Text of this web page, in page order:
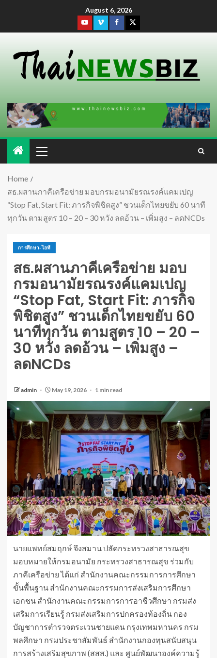
August 6, 2026
Home
สธ.ผสานภาคีเครือข่าย มอบกรมอนามัยรณรงค์แคมเปญ
“Stop Fat, Start Fit: ภารกิจพิชิตสูง” ชวนเด็กไทยขยับ 60 นาที
ทุกวัน ตามสูตร 10 – 20 – 30 หวัง ลดอ้วน – เพิ่มสูง – ลดNCDs
การศึกษา-ไอที
สธ.ผสานภาคีเครือข่าย มอบ
กรมอนามัยรณรงค์แคมเปญ
“Stop Fat, Start Fit: ภารกิจ
พิชิตสูง” ชวนเด็กไทยขยับ 60
นาทีทุกวัน ตามสูตร 10 – 20 –
30 หวัง ลดอ้วน – เพิ่มสูง –
ลดNCDs
admin May 19, 2026 1 min read
นายแพทย์สมฤกษ์ จึงสมาน ปลัดกระทรวงสาธารณสุข
มอบหมายให้กรมอนามัย กระทรวงสาธารณสุข ร่วมกับ
ภาคีเครือข่าย ได้แก่ สำนักงานคณะกรรมการการศึกษา
ขั้นพื้นฐาน สำนักงานคณะกรรมการส่งเสริมการศึกษา
เอกชน สำนักงานคณะกรรมการการอาชีวศึกษา กรมส่ง
เสริมการเรียนรู้ กรมส่งเสริมการปกครองท้องถิ่น กอง
บัญชาการตำรวจตระเวนชายแดน กรุงเทพมหานคร กรม
พลศึกษา กรมประชาสัมพันธ์ สำนักงานกองทุนสนับสนุน
การสร้างเสริมสุขภาพ (สสส.) และ ศูนย์พัฒนาองค์ความรู้